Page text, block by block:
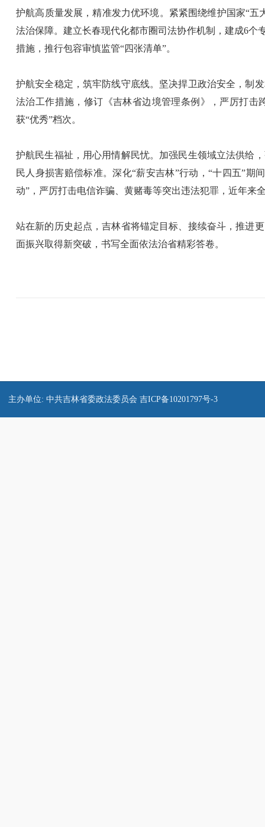
护航高质量发展，精准发力优环境。紧紧围绕维护国家“
法治保障。建立长春现代化都市圈司法协作机制，建成6
措施，推行包容审慎监管“四张清单”。
护航安全稳定，筑牢防线守底线。坚决捍卫政治安全，制
法治工作措施，修订《吉林省边境管理条例》，严厉打
获“优秀”档次。
护航民生福祉，用心用情解民忧。加强民生领域立法供给
民人身损害赔偿标准。深化“薪安吉林”行动，“十四五”期
动”，严厉打击电信诈骗、黄赌毒等突出违法犯罪，近年来
站在新的历史起点，吉林省将锚定目标、接续奋斗，推进
面振兴取得新突破，书写全面依法治省精彩答卷。
主办单位: 中共吉林省委政法委员会 吉ICP备10201797号-3